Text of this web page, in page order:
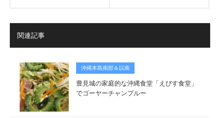
関連記事
沖縄本島南部＆以南
豊見城の家庭的な沖縄食堂「えびす食堂」
でゴーヤーチャンプルー